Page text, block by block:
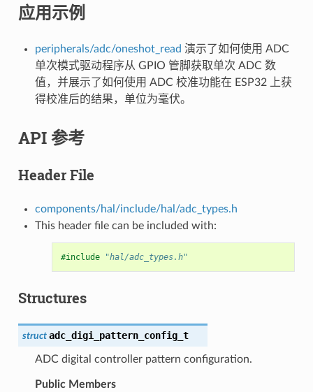
应用示例
peripherals/adc/oneshot_read 演示了如何使用 ADC
单次模式驱动程序从 GPIO 管脚获取单次 ADC 数
值，并展示了如何使用 ADC 校准功能在 ESP32 上获
得校准后的结果，单位为毫伏。
API 参考
Header File
components/hal/include/hal/adc_types.h
This header file can be included with:
#include "hal/adc_types.h"
Structures
struct adc_digi_pattern_config_t
ADC digital controller pattern configuration.
Public Members